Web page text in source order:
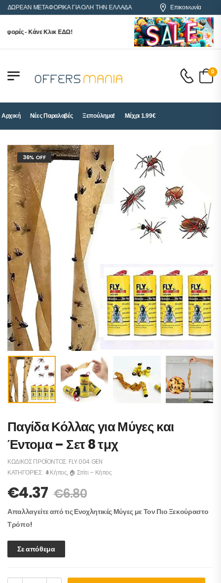
ΜΕΤΑΦΟΡΙΚΑ ΓΙΑ ΟΛΗ ΤΗΝ ΕΛΛΑΔΑ Επικοινωνία
- Κάνε Κλικ ΕΔΩ!
0
Αρχική Νέες Παραλαβές Ξεπούλημα! Μέχρι 1.99€
36% OFF
Παγίδα Κόλλας για Μύγες και
Έντομα – Σετ 8 τμχ
ΚΩΔΙΚΌΣ ΠΡΟΪΌΝΤΟΣ: FLY.004.GEN
ΚΑΤΗΓΟΡΊΕΣ: 🌲Κήπος, 🏠 Σπίτι – Κήπος
€4.37 €6.80
Απαλλαγείτε από τις Ενοχλητικές Μύγες με Τον Πιο Ξεκούραστο
Τρόπο!
Σε απόθεμα